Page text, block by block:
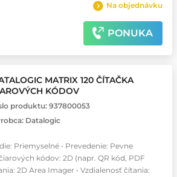
Na objednávku
PONUKA
MATRIX 120 ČÍTAČKA
KÓDOV
produktu:937800053
Datalogic
Priemyselné • Prevedenie: Pevne
kódov: 2D (napr. QR kód, PDF
2D Area Imager • Vzdialenosť čítania: